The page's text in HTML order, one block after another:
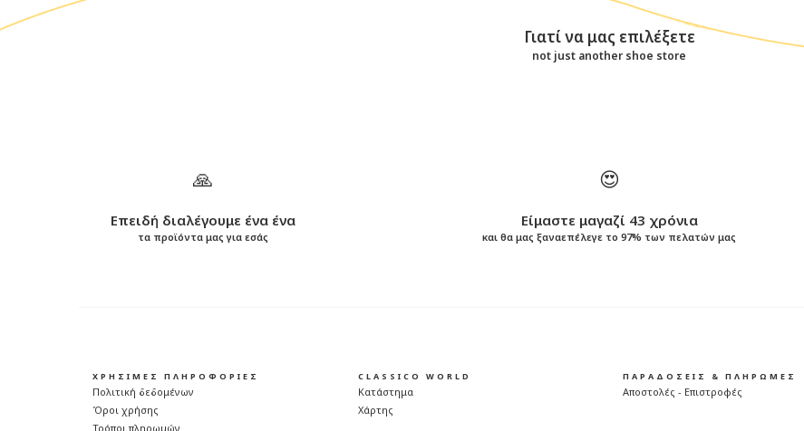
Γιατί να μας επιλέξετε
not just another shoe store
🙏
Επειδή διαλέγουμε ένα ένα
τα προϊόντα μας για εσάς
😍
Είμαστε μαγαζί 43 χρόνια
και θα μας ξαναεπέλεγε το 97% των πελατών μας
ΧΡΗΣΙΜΕΣ ΠΛΗΡΟΦΟΡΙΕΣ
Πολιτική δεδομένων
Όροι χρήσης
Τρόποι πληρωμών
CLASSICO WORLD
Κατάστημα
Χάρτης
ΠΑΡΑΔΟΣΕΙΣ & ΠΛΗΡΩΜΕΣ
Αποστολές - Επιστροφές